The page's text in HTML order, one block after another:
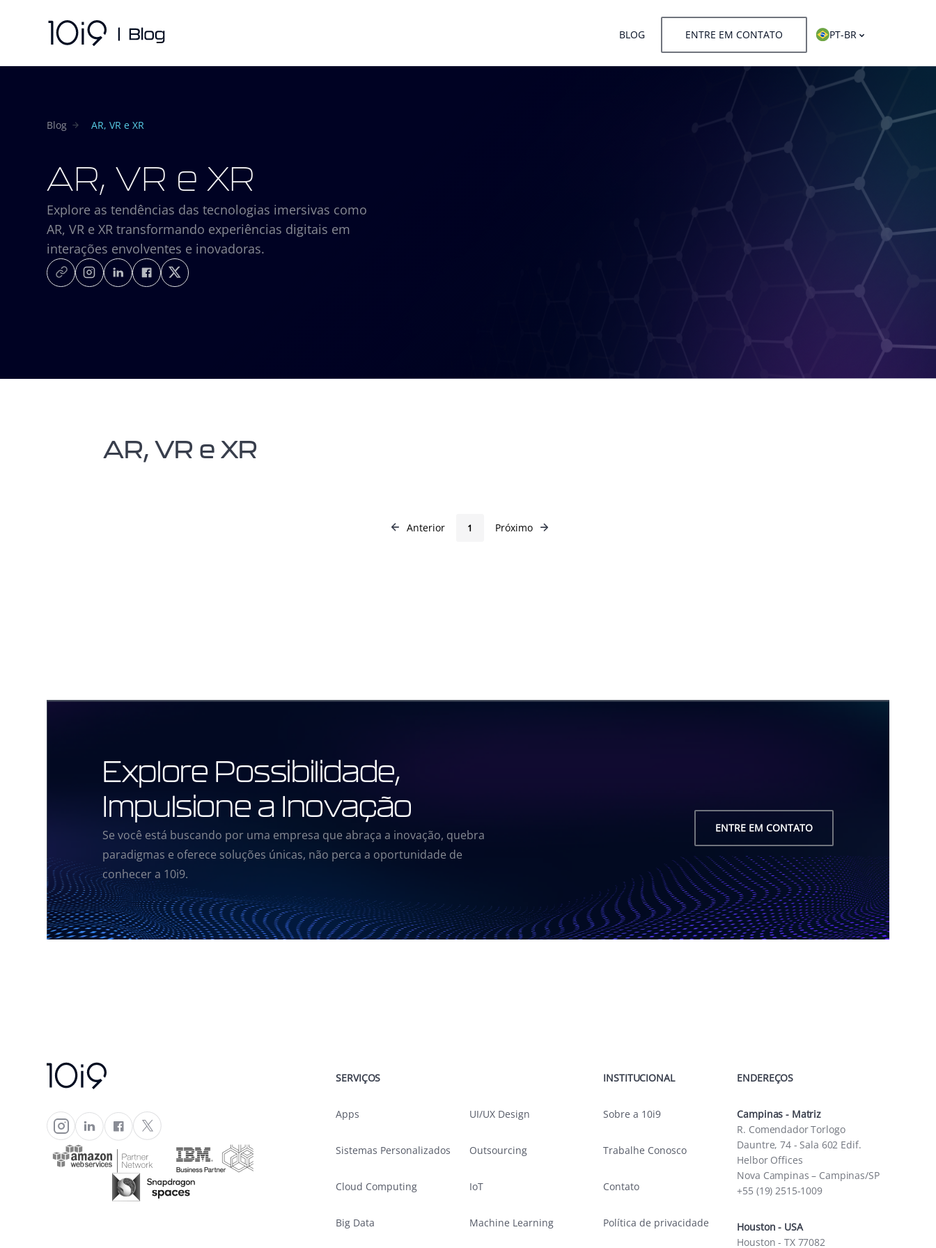
BLOG ENTRE EM CONTATO PT-BR
Blog AR, VR e XR
AR, VR e XR
Explore as tendências das tecnologias imersivas como
AR, VR e XR transformando experiências digitais em
interações envolventes e inovadoras.
AR, VR e XR
Anterior 1 Próximo
Explore Possibilidade,
Impulsione a Inovação
Se você está buscando por uma empresa que abraça a inovação, quebra
paradigmas e oferece soluções únicas, não perca a oportunidade de
conhecer a 10i9.
ENTRE EM CONTATO
SERVIÇOS
Apps
Sistemas Personalizados
Cloud Computing
Big Data
UI/UX Design
Outsourcing
IoT
Machine Learning
INSTITUCIONAL
Sobre a 10i9
Trabalhe Conosco
Contato
Política de privacidade
ENDEREÇOS
Campinas - Matriz
R. Comendador Torlogo
Dauntre, 74 - Sala 602 Edif.
Helbor Offices
Nova Campinas – Campinas/SP
+55 (19) 2515-1009
Houston - USA
Houston - TX 77082